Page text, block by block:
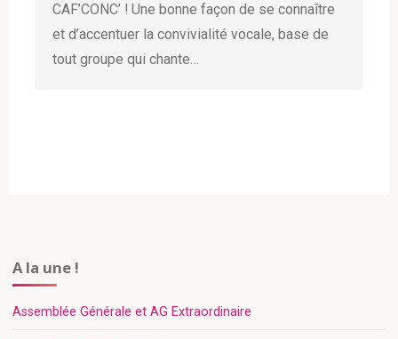
CAF’CONC’ ! Une bonne façon de se connaître
et d’accentuer la convivialité vocale, base de
tout groupe qui chante…
A la une !
Assemblée Générale et AG Extraordinaire​